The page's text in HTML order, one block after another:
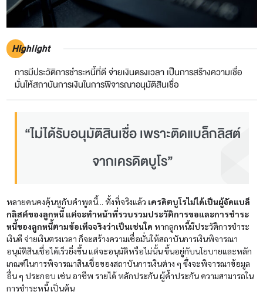
Highlight
การมีประวัติการชำระหนี้ที่ดี จ่ายเงินตรงเวลา เป็นการสร้างความเชื่อ
มั่นให้สถาบันการเงินในการพิจารณาอนุมัติสินเชื่อ
“ไม่ได้รับอนุมัติสินเชื่อ เพราะติดแบล็กลิสต์
จากเครดิตบูโร”
หลายคนคงคุ้นหูกับคำพูดนี้... ทั้งที่จริงแล้ว เครดิตบูโรไม่ได้เป็นผู้จัดแบล็
กลิสต์ของลูกหนี้ แต่จะทำหน้าที่รวบรวมประวัติการขอและการชำระ
หนี้ของลูกหนี้ตามข้อเท็จจริงว่าเป็นเช่นใด หากลูกหนี้มีประวัติการชำระ
เงินดี จ่ายเงินตรงเวลา ก็จะสร้างความเชื่อมั่นให้สถาบันการเงินพิจารณา
อนุมัติสินเชื่อได้เร็วยิ่งขึ้น แต่จะอนุมัติหรือไม่นั้น ขึ้นอยู่กับนโยบายและหลัก
เกณฑ์ในการพิจารณาสินเชื่อของสถาบันการเงินต่าง ๆ ซึ่งจะพิจารณาข้อมูล
อื่น ๆ ประกอบ เช่น อาชีพ รายได้ หลักประกัน ผู้ค้ำประกัน ความสามารถใน
การชำระหนี้ เป็นต้น